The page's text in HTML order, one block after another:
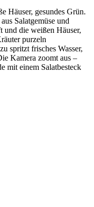
Häuser, gesundes Grün.
Salatgemüse und
und die weißen Häuser,
purzeln
spritzt frisches Wasser,
Kamera zoomt aus –
mit einem Salatbesteck